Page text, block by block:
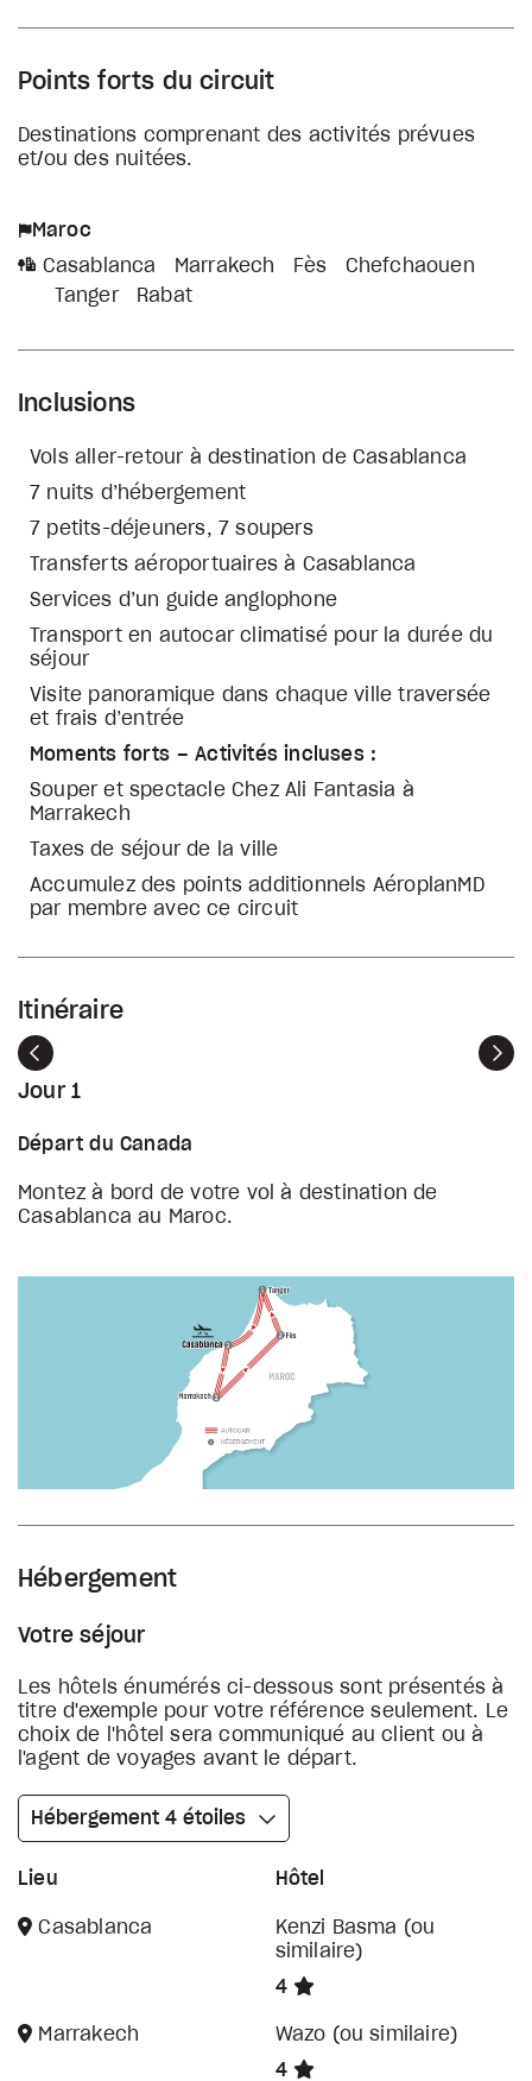
Points forts du circuit
Destinations comprenant des activités prévues
et/ou des nuitées.
Maroc
Casablanca
Marrakech Fès
Chefchaouen
Tanger
Rabat
Inclusions
Vols aller-retour à destination de Casablanca
7 nuits d’hébergement
7 petits-déjeuners, 7 soupers
Transferts aéroportuaires à Casablanca
Services d’un guide anglophone
Transport en autocar climatisé pour la durée du
séjour
Visite panoramique dans chaque ville traversée
et frais d’entrée
Moments forts – Activités incluses :
Souper et spectacle Chez Ali Fantasia à
Marrakech
Taxes de séjour de la ville
Accumulez des points additionnels AéroplanMD
par membre avec ce circuit
Itinéraire
Précédent
Jour 1
Départ du Canada
Montez à bord de votre vol à destination de
Casablanca au Maroc.
Hébergement
Votre séjour
Les hôtels énumérés ci-dessous sont présentés à
titre d'exemple pour votre référence seulement. Le
choix de l'hôtel sera communiqué au client ou à
l'agent de voyages avant le départ.
Hébergement 4 étoiles
Lieu Hôtel
Casablanca
Kenzi Basma (ou
similaire)
4
Marrakech
Wazo (ou similaire)
4